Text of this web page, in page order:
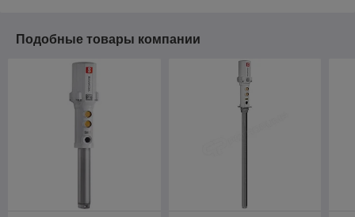
Подобные товары компании